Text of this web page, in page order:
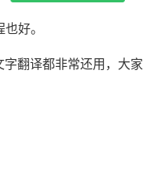
好。
翻译都非常还用，大